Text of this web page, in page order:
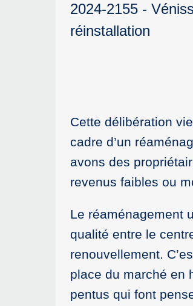
2024-2155 -
réinstallation
Cette délibération
cadre d’un
avons des
revenus faibles ou
Le réaménagement
qualité entre le
renouvellement.
place du marché en
pentus qui font